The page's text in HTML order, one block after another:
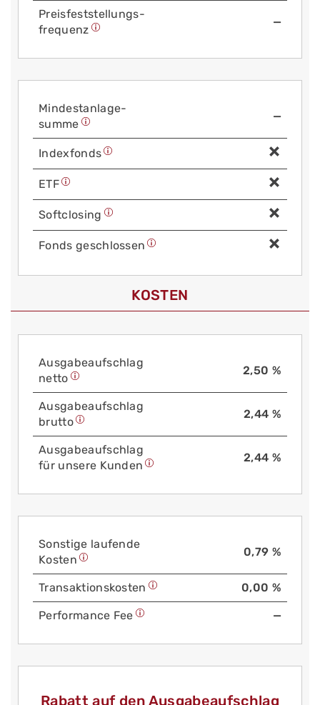
Preis­fest­stellungs­
frequenz
—
Mindest­anlage­
summe
—
Index­fonds
ETF
Soft­closing
Fonds geschlossen
KOSTEN
Aus­gabe­auf­schlag
netto
2,50 %
Aus­gabe­auf­schlag
brutto
2,44 %
Aus­gabe­auf­schlag
für unsere Kunden
2,44 %
Sonstige laufende
Kosten
0,79 %
Trans­aktions­kosten 0,00 %
Performance Fee —
Rabatt auf den Ausgabeaufschlag